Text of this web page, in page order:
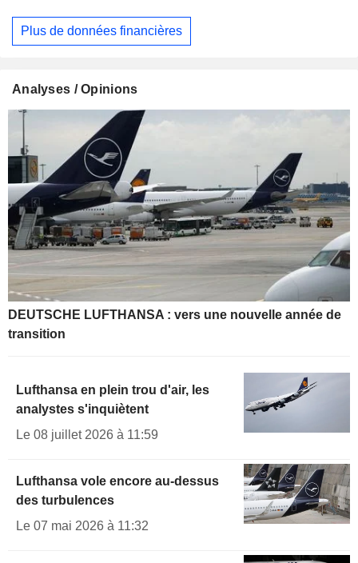
Plus de données financières
Analyses / Opinions
DEUTSCHE LUFTHANSA : vers une nouvelle année de
transition
Lufthansa en plein trou d'air, les
analystes s'inquiètent
Le 08 juillet 2026 à 11:59
Lufthansa vole encore au-dessus
des turbulences
Le 07 mai 2026 à 11:32